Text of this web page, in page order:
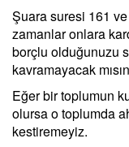
Şuara suresi 161
zamanlar onlara
borçlu olduğunuzu
kavramayacak
Eğer bir toplumun
olursa o toplumda
kestiremeyiz.